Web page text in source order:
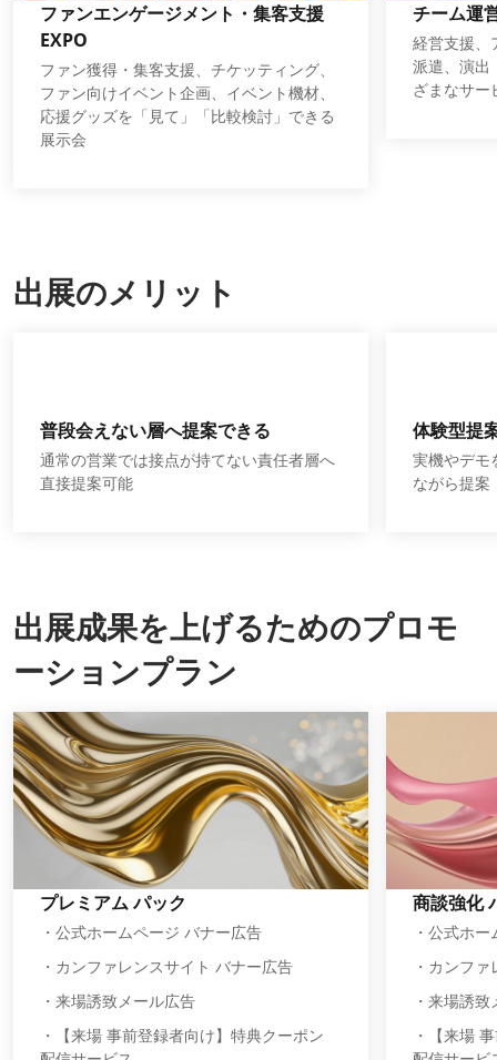
ファンエンゲージメント・集客支援
EXPO
ファン獲得・集客支援、チケッティング、
ファン向けイベント企画、イベント機材、
応援グッズを「見て」「比較検討」できる
展示会
チーム運
経営支援、
派遣、演出
ざまなサー
出展のメリット
普段会えない層へ提案できる
通常の営業では接点が持てない責任者層へ
直接提案可能
体験型提
実機やデモ
ながら提案
出展成果を上げるためのプロモ
ーションプラン
プレミアム パック
・公式ホームページ バナー広告
・カンファレンスサイト バナー広告
・来場誘致メール広告
・【来場 事前登録者向け】特典クーポン
商談強化
・公式ホ
・カンフ
・来場誘
・【来場